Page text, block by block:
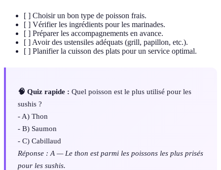
[ ] Choisir un bon type de poisson frais.
[ ] Vérifier les ingrédients pour les marinades.
[ ] Préparer les accompagnements en avance.
[ ] Avoir des ustensiles adéquats (grill, papillon, etc.).
[ ] Planifier la cuisson des plats pour un service optimal.
🧠 Quiz rapide : Quel poisson est le plus utilisé pour les
sushis ?
- A) Thon
- B) Saumon
- C) Cabillaud
Réponse : A — Le thon est parmi les poissons les plus prisés
pour les sushis.